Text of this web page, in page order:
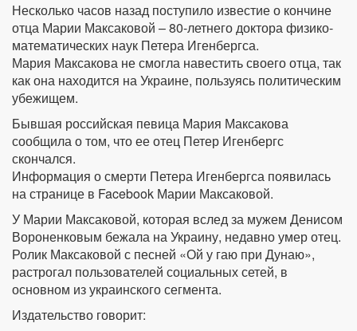
Несколько часов назад поступило известие о кончине
отца Марии Максаковой – 80-летнего доктора физико-
математических наук Петера Игенбергса.
Мария Максакова не смогла навестить своего отца, так
как она находится на Украине, пользуясь политическим
убежищем.
Бывшая российская певица Мария Максакова
сообщила о том, что ее отец Петер Игенбергс
скончался.
Информация о смерти Петера Игенбергса появилась
на странице в Facebook Марии Максаковой.
У Марии Максаковой, которая вслед за мужем Денисом
Вороненковым бежала на Украину, недавно умер отец.
Ролик Максаковой с песней «Ой у гаю при Дунаю»,
растрогал пользователей социальных сетей, в
основном из украинского сегмента.
Издательство говорит: